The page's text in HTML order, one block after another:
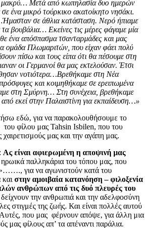
μακρύ… Μετά από κωπηλασία δυο ημερών
ένα μικρό τούρκικο ακατοίκητο νησάκι.
σε άθλια κατάσταση. Νερό ήπιαμε
βουβάλια… Εκείνες τις μέρες φάγαμε μία
ένα απόσπασμα τσανταρμάδες και μας
ομάδα Πλωμαριτών, που είχαν φάει πολύ
πίσω και τους είπα ότι θα πέσουμε στη
οι Γερμανοί θα μας εκτελούσαν. Έτσι
νοτιότερα…Βρεθήκαμε στη Νέα
και κοιμηθήκαμε σε ερειπωμένα
στη Σμύρνη… Στη συνέχεια, βρεθήκαμε
εκεί στην Παλαιστίνη για εκπαίδευση…»
εδώ, για να παρακολουθήσουμε το
του φίλου μας Tahsin Isbilen, που του
μας και την αγάπη μας.
Ας είναι αφιερωμένη η αποψινή μας
παλληκάρια του τόπου μας, που
για να αγωνιστούν κατά του
καιστην αμοιβαία κατανόηση – φιλοξενία
ανθρώπων από τις δυό πλευρές του
την ανθρωπιά και την αδελφοσύνη
στιγμές της ζωής. Και είναι πολλές αυτού
Αυτές, που μας φέρνουν απόψε, για άλλη μια
μας φίλους απ’ τα απέναντι παράλια.